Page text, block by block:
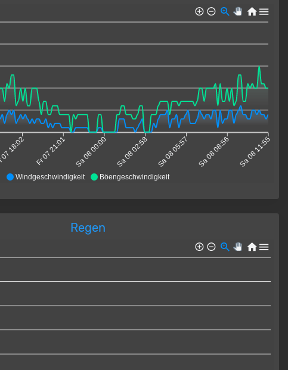
Windgeschwindigkeit Böengeschwindigkeit
18:02 Fr 07 21:01 Sa 08 00:00 Sa 08 02:58 Sa 08 05:57 Sa 08 08:56 Sa 08 11:55
Regen